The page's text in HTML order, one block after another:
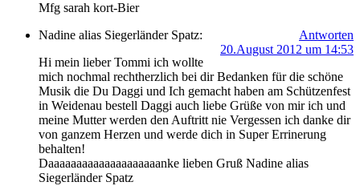
Mfg sarah kort-Bier
Nadine alias Siegerländer Spatz:
Antworten
20.August 2012 um 14:53
Hi mein lieber Tommi ich wollte
mich nochmal rechtherzlich bei dir Bedanken für die schöne
Musik die Du Daggi und Ich gemacht haben am Schützenfest
in Weidenau bestell Daggi auch liebe Grüße von mir ich und
meine Mutter werden den Auftritt nie Vergessen ich danke dir
von ganzem Herzen und werde dich in Super Errinerung
behalten!
Daaaaaaaaaaaaaaaaaaaanke lieben Gruß Nadine alias
Siegerländer Spatz